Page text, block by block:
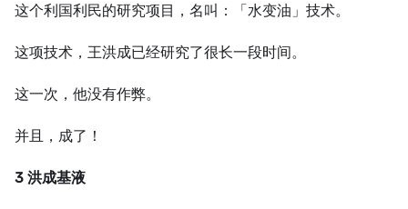
这个利国利民的研究项目，名叫：「水变油」技术。
这项技术，王洪成已经研究了很长一段时间。
这一次，他没有作弊。
并且，成了！
3 洪成基液